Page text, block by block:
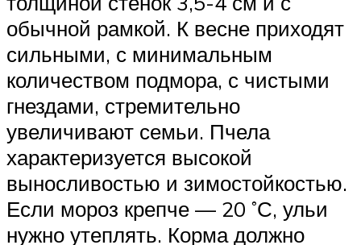
обычной рамкой. К весне приходят
сильными, с минимальным
количеством подмора, с чистыми
гнездами, стремительно
увеличивают семьи. Пчела
характеризуется высокой
выносливостью и зимостойкостью.
Если мороз крепче — 20 ˚С, ульи
нужно утеплять. Корма должно